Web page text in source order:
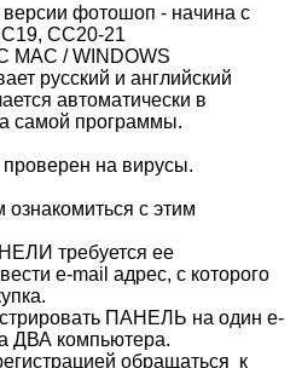
фотошоп - начина с
CC20-21
/ WINDOWS
русский и английский
автоматически в
самой программы.
на вирусы.
с этим
требуется ее
e-mail адрес, с которого
ПАНЕЛЬ на один e-
ДВА компьютера.
обращаться к